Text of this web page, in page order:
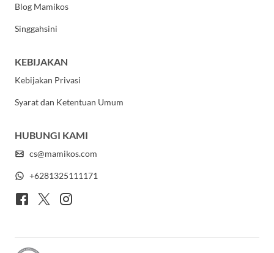
Blog Mamikos
Singgahsini
KEBIJAKAN
Kebijakan Privasi
Syarat dan Ketentuan Umum
HUBUNGI KAMI
cs@mamikos.com
+6281325111171